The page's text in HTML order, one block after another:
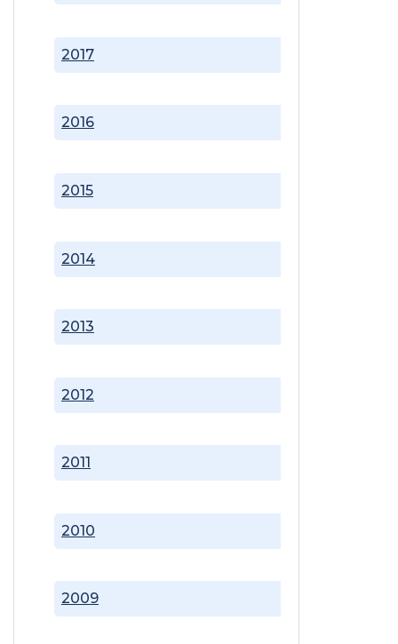
2009
2010
2011
2012
2013
2014
2015
2016
2017